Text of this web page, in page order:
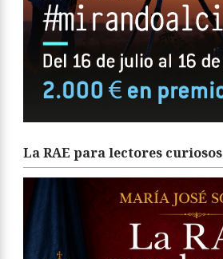
La RAE para lectores curiosos